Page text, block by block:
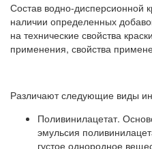
Состав водно-дисперсионной
наличии определенных
на технические свойства
применения, свойства
Различают следующие виды
Поливинилацетат.
эмульсия
густое однородное